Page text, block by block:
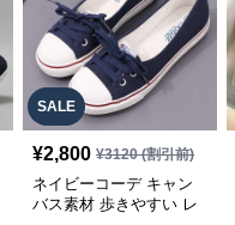
SALE
¥2,800 ¥3120(割引前)
ネイビーコーデ キャン
バス素材 歩きやすい レ